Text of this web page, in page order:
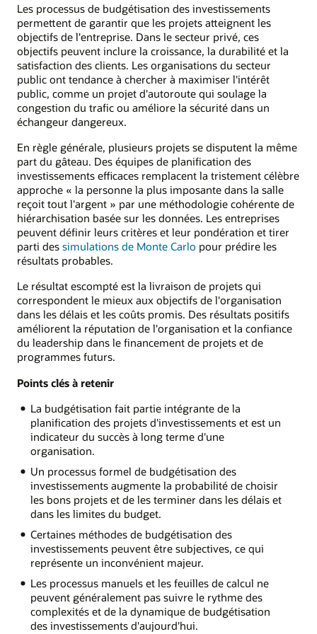
Les processus de budgétisation des investissements
permettent de garantir que les projets atteignent les
objectifs de l'entreprise. Dans le secteur privé, ces
objectifs peuvent inclure la croissance, la durabilité et la
satisfaction des clients. Les organisations du secteur
public ont tendance à chercher à maximiser l'intérêt
public, comme un projet d'autoroute qui soulage la
congestion du trafic ou améliore la sécurité dans un
échangeur dangereux.
En règle générale, plusieurs projets se disputent la même
part du gâteau. Des équipes de planification des
investissements efficaces remplacent la tristement célèbre
approche « la personne la plus imposante dans la salle
reçoit tout l'argent » par une méthodologie cohérente de
hiérarchisation basée sur les données. Les entreprises
peuvent définir leurs critères et leur pondération et tirer
parti des simulations de Monte Carlo pour prédire les
résultats probables.
Le résultat escompté est la livraison de projets qui
correspondent le mieux aux objectifs de l'organisation
dans les délais et les coûts promis. Des résultats positifs
améliorent la réputation de l'organisation et la confiance
du leadership dans le financement de projets et de
programmes futurs.
Points clés à retenir
La budgétisation fait partie intégrante de la
planification des projets d'investissements et est un
indicateur du succès à long terme d'une
organisation.
Un processus formel de budgétisation des
investissements augmente la probabilité de choisir
les bons projets et de les terminer dans les délais et
dans les limites du budget.
Certaines méthodes de budgétisation des
investissements peuvent être subjectives, ce qui
représente un inconvénient majeur.
Les processus manuels et les feuilles de calcul ne
peuvent généralement pas suivre le rythme des
complexités et de la dynamique de budgétisation
des investissements d'aujourd'hui.